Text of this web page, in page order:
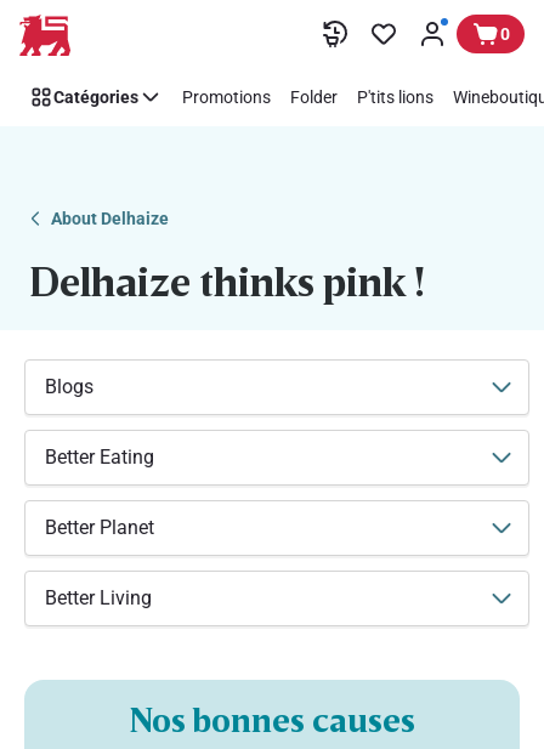
Passer
Soutenez
facilement
Pink
0
Catégories Promotions Folder P'tits lions
About Delhaize
Delhaize thinks pink !
Blogs
Better Eating
Better Planet
Better Living
Nos bonnes causes